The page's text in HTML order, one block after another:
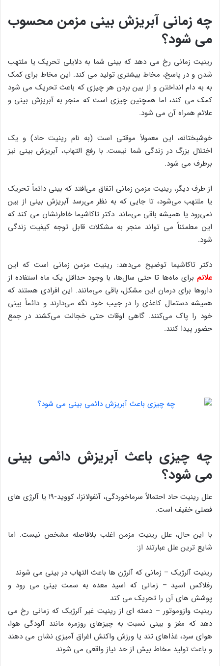
چه زمانی آبریزش بینی مزمن محسوب
می شود؟
رینیت زمانی رخ می دهد که بینی شما به دلایلی تحریک یا ملتهب
شدن و در پاسخ، مخاط بیشتری تولید می کند. این مخاط برای کمک
به به دام انداختن و از بین بردن هر چیزی که باعث تحریک می شود
کمک می کند، اما همچنین چیزی است که منجر به آبریزش بینی و
علائم همراه آن می شود.
خوشبختانه، این معمولاً موقتی است (به نام رینیت حاد) و یک
اختلال بزرگ در زندگی شما نیست. با رفع التهاب، آبریزش بینی نیز
برطرف می شود.
از طرف دیگر، رینیت مزمن زمانی اتفاق می‌افتد که بینی دائماً تحریک
یا ملتهب می‌شود، تا جایی که به نظر می‌رسد آبریزش بینی از بین
نمی‌رود یا همیشه باقی می‌ماند. دکتر تاکاشیما خاطرنشان می کند که
این مطمئناً می تواند منجر به مشکلات قابل توجه کیفیت زندگی
شود.
دکتر تاکاشیما توضیح می‌دهد: رینیت مزمن زمانی است که این
علائم برای ماه‌ها تا حتی سال‌ها، با وجود حداقل یک ماه استفاده از
داروها برای درمان این مشکل، باقی می‌مانند. این افرادی هستند که
همیشه دستمال کاغذی را در جیب خود نگه می‌دارند و دائماً بینی
خود را پاک می‌کنند. گاهی اوقات حتی خجالت می‌کشند در جمع
حضور پیدا کنند.
چه چیزی باعث آبریزش دائمی بینی
می شود؟
علل رینیت حاد احتمالاً سرماخوردگی، آنفولانزا، کووید-۱۹ یا آلرژی های
فصلی خفیف است.
با این حال، علل رینیت مزمن اغلب بلافاصله مشخص نیست. اما
شایع ترین علل عبارتند از:
رینیت آلرژیک – زمانی که آلرژن ها باعث التهاب در بینی می شوند
رفلاکس اسید – زمانی که اسید معده به سمت بینی می رود و
پوشش های آن را تحریک می کند
رینیت وازوموتور – دسته ای از رینیت غیر آلرژیک که زمانی رخ می
دهد که مغز و بینی نسبت به چیزهای روزمره مانند آلودگی هوا،
هوای سرد، غذاهای تند یا ورزش واکنش اغراق آمیزی نشان می دهند
و باعث تولید مخاط بیش از حد نیاز واقعی می شوند.